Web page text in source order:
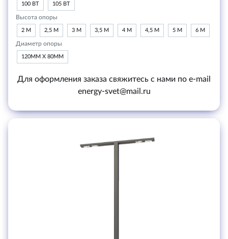
100 ВТ 105 ВТ
Высота опоры
2 М 2,5 М 3 М 3,5 М 4 М 4,5 М 5 М 6 М
Диаметр опоры
120ММ Х 80ММ
Для оформления заказа свяжитесь с нами по e-mail
energy-svet@mail.ru